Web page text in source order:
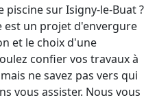
sur Isigny-le-Buat ?
est un projet d'envergure
et le choix d'une
confier vos travaux à
ne savez pas vers qui
vous assister. Nous vous